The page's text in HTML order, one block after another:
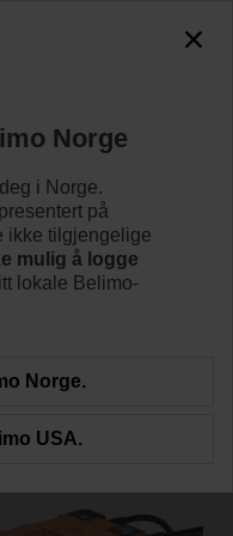
Norge
i Norge.
på
ikke tilgjengelige
mulig å logge
lokale Belimo-
Norge.
USA.